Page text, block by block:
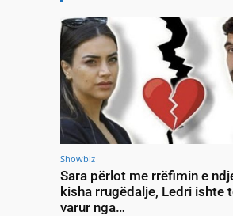
Showbiz
Sara përlot me rrëfimin e
kisha rrugëdalje, Ledri ishte
varur nga…